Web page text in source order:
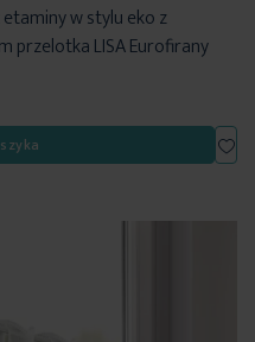
w stylu eko z
przelotka LISA Eurofirany